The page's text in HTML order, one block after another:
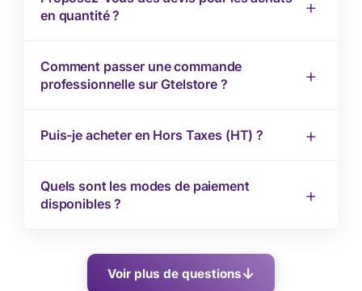
en quantité ?
Comment passer une commande
professionnelle sur Gtelstore ?
Puis-je acheter en Hors Taxes (HT) ?
Quels sont les modes de paiement
disponibles ?
Voir plus de questions